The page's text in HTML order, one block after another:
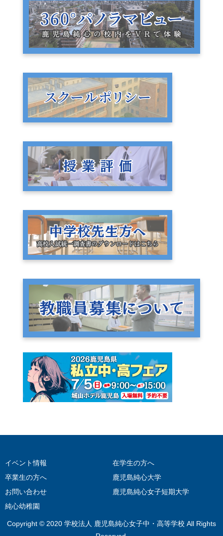
イベント情報
在学生の方へ
卒業生の方へ
鹿児島純心大学
お問い合わせ
鹿児島純心女子短期大学
純心幼稚園
Copyright © 2020 学校法人 鹿児島純心女子中・高等学校 All Rights